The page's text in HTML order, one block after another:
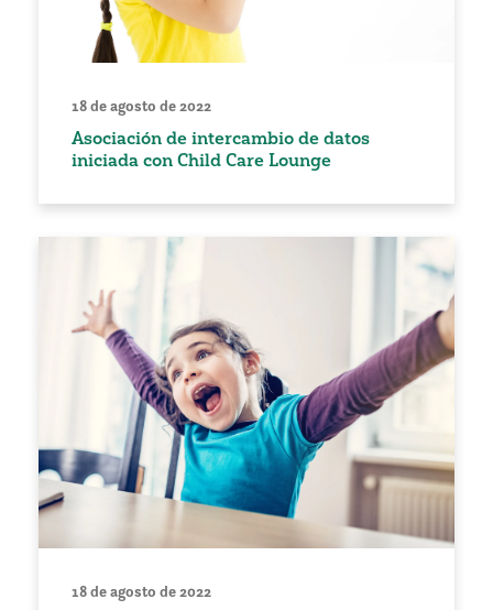
18 de agosto de 2022
Asociación de intercambio de datos
iniciada con Child Care Lounge
18 de agosto de 2022